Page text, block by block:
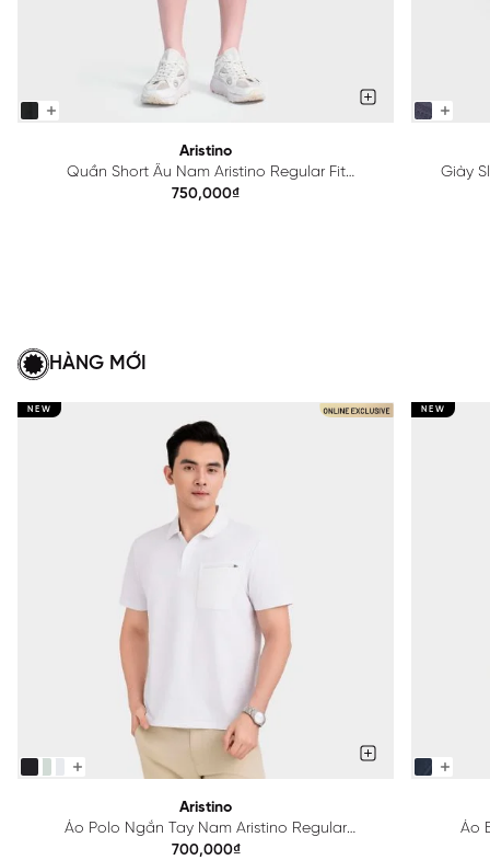
Aristino
Quần Short Âu Nam Aristino Regular Fit
ASO092AS2
750,000₫
Giày
HÀNG MỚI
NEW
Aristino
Áo Polo Ngắn Tay Nam Aristino Regular
APS615EDP01
700,000₫
NEW
Áo